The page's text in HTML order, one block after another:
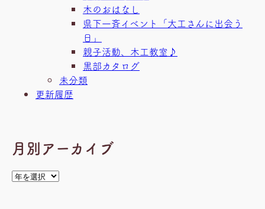
木のおはなし
県下一斉イベント「大工さんに出会う
日」
親子活動、木工教室♪
黒部カタログ
未分類
更新履歴
月別アーカイブ
ア